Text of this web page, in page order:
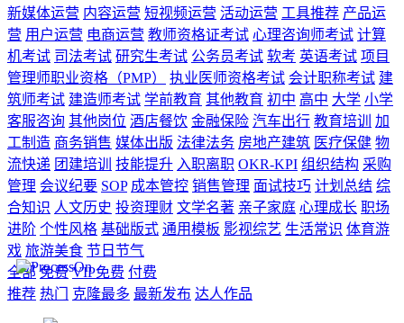
新媒体运营 内容运营 短视频运营 活动运营 工具推荐 产品运
营 用户运营 电商运营 教师资格证考试 心理咨询师考试 计算
机考试 司法考试 研究生考试 公务员考试 软考 英语考试 项目
管理师职业资格（PMP）
执业医师资格考试 会计职称考试 建
筑师考试 建造师考试 学前教育 其他教育 初中 高中 大学 小学
客服咨询 其他岗位 酒店餐饮 金融保险 汽车出行 教育培训
加
工制造 商务销售 媒体出版 法律法务 房地产建筑 医疗保健 物
流快递 团建培训 技能提升 入职离职 OKR-KPI 组织结构 采购
管理 会议纪要 SOP 成本管控 销售管理 面试技巧 计划总结 综
合知识 人文历史 投资理财 文学名著 亲子家庭 心理成长 职场
进阶 个性风格 基础版式 通用模板 影视综艺 生活常识 体育游
戏 旅游美食 节日节气
全部 免费 VIP免费 付费
推荐 热门 克隆最多 最新发布 达人作品